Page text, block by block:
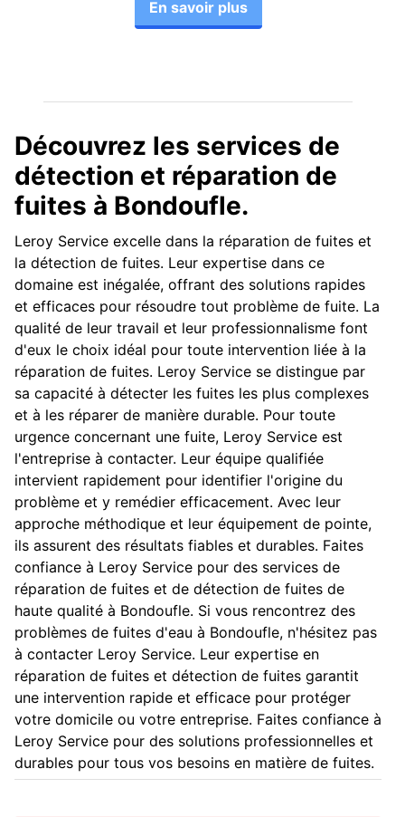
En savoir plus
Découvrez les services de
détection et réparation de
fuites à Bondoufle.
Leroy Service excelle dans la réparation de fuites et
la détection de fuites. Leur expertise dans ce
domaine est inégalée, offrant des solutions rapides
et efficaces pour résoudre tout problème de fuite. La
qualité de leur travail et leur professionnalisme font
d'eux le choix idéal pour toute intervention liée à la
réparation de fuites. Leroy Service se distingue par
sa capacité à détecter les fuites les plus complexes
et à les réparer de manière durable. Pour toute
urgence concernant une fuite, Leroy Service est
l'entreprise à contacter. Leur équipe qualifiée
intervient rapidement pour identifier l'origine du
problème et y remédier efficacement. Avec leur
approche méthodique et leur équipement de pointe,
ils assurent des résultats fiables et durables. Faites
confiance à Leroy Service pour des services de
réparation de fuites et de détection de fuites de
haute qualité à Bondoufle. Si vous rencontrez des
problèmes de fuites d'eau à Bondoufle, n'hésitez pas
à contacter Leroy Service. Leur expertise en
réparation de fuites et détection de fuites garantit
une intervention rapide et efficace pour protéger
votre domicile ou votre entreprise. Faites confiance à
Leroy Service pour des solutions professionnelles et
durables pour tous vos besoins en matière de fuites.